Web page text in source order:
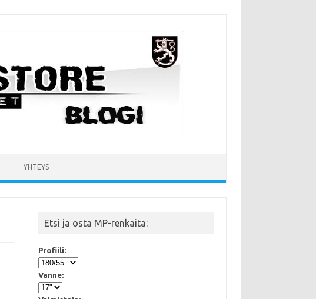
YHTEYS
Etsi ja osta MP-renkaita:
Profiili:
Vanne: